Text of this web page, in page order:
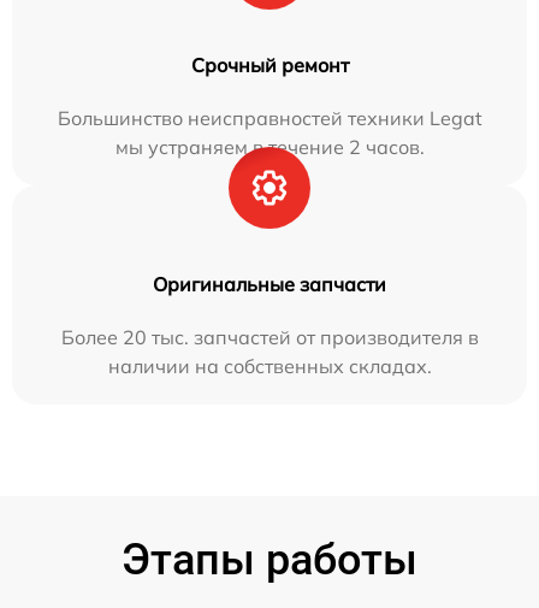
Срочный ремонт
Большинство неисправностей техники Legat
мы устраняем в течение 2 часов.
Оригинальные запчасти
Более 20 тыс. запчастей от производителя в
наличии на собственных складах.
Этапы работы